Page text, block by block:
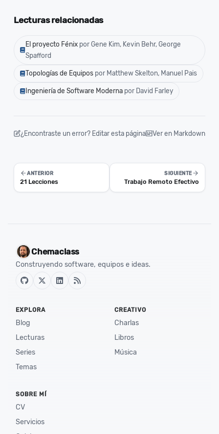
Lecturas relacionadas
El proyecto Fénix por Gene Kim, Kevin Behr, George
Spafford
Topologías de Equipos por Matthew Skelton, Manuel Pais
Ingeniería de Software Moderna por David Farley
¿Encontraste un error? Editar esta página Ver en Markdown
ANTERIOR
21 Lecciones
SIGUIENTE
Trabajo Remoto Efectivo
Chemaclass
Construyendo software, equipos e ideas.
EXPLORA
Blog
Lecturas
Series
Temas
CREATIVO
Charlas
Libros
Música
SOBRE MÍ
CV
Servicios